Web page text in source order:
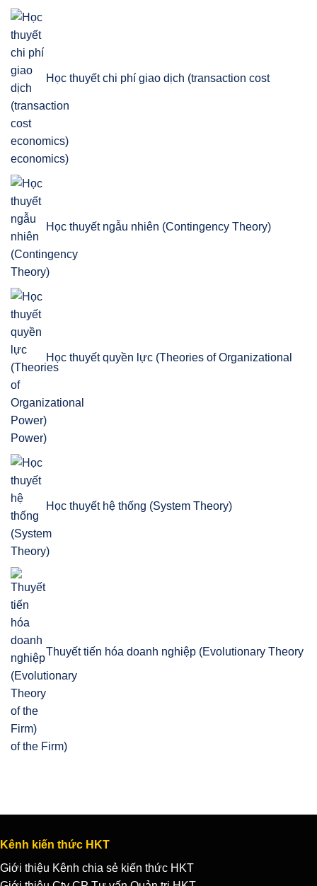
Học thuyết chi phí giao dịch (transaction cost
economics)
Học thuyết ngẫu nhiên (Contingency Theory)
Học thuyết quyền lực (Theories of Organizational
Power)
Học thuyết hệ thống (System Theory)
Thuyết tiến hóa doanh nghiệp (Evolutionary Theory
of the Firm)
Kênh kiến thức HKT
Giới thiệu Kênh chia sẻ kiến thức HKT